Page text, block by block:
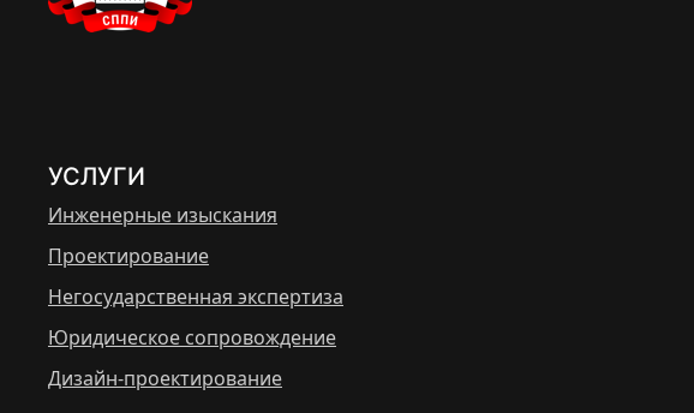
УСЛУГИ
Инженерные изыскания
Проектирование
Негосударственная экспертиза
Юридическое сопровождение
Дизайн-проектирование